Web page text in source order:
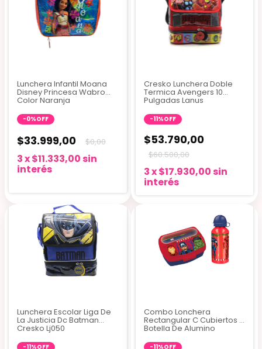
Lunchera Infantil Moana
Disney Princesa Wabro
Color Naranja
-0%OFF
$33.999,00 $0,00
3x$11.333,00 sin
interés
Cresko Lunchera Doble
Termica Avengers 10
Pulgadas Lanus
-11%OFF
$53.790,00
$60.500,00
3x$17.930,00 sin
interés
Lunchera Escolar Liga De
La Justicia Dc Batman
Cresko Lj050
-11%OFF
Combo Lonchera
Rectangular C Cubiertos Y
Botella De Alumino
-11%OFF